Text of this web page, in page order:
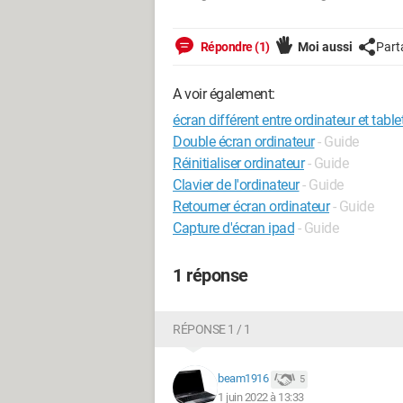
Répondre (1) Moi aussi
A voir également:
écran différent entre ordinateur et
Double écran ordinateur- Guide
Réinitialiser ordinateur - Guide
Clavier de l'ordinateur- Guide
Retourner écran ordinateur - Guide
Capture d'écran ipad - Guide
1 réponse
RÉPONSE 1 / 1
beam1916 5
1 juin 2022 à 13:33